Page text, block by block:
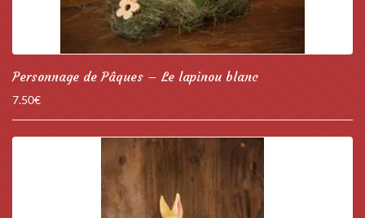
Personnage de Pâques – Le lapinou blanc
7.50€